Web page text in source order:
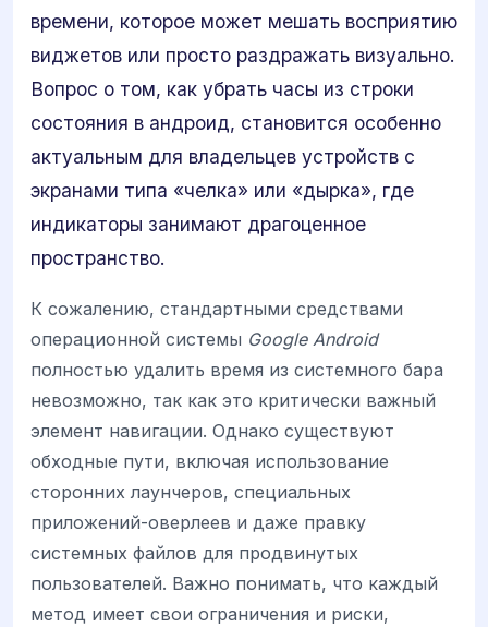
времени, которое может мешать восприятию
виджетов или просто раздражать визуально.
Вопрос о том, как убрать часы из строки
состояния в андроид, становится особенно
актуальным для владельцев устройств с
экранами типа «челка» или «дырка», где
индикаторы занимают драгоценное
пространство.
К сожалению, стандартными средствами
операционной системы Google Android
полностью удалить время из системного бара
невозможно, так как это критически важный
элемент навигации. Однако существуют
обходные пути, включая использование
сторонних лаунчеров, специальных
приложений-оверлеев и даже правку
системных файлов для продвинутых
пользователей. Важно понимать, что каждый
метод имеет свои ограничения и риски,